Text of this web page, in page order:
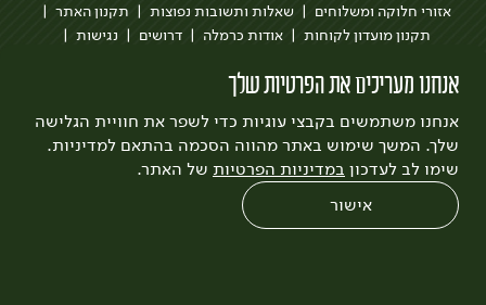
אנחנו מעריכים את הפרטיות שלך
אנחנו משתמשים בקבצי עוגיות כדי לשפר את חוויית הגלישה
שלך. המשך שימוש באתר מהווה הסכמה בהתאם למדיניות.
שימו לב לעדכון במדיניות הפרטיות של האתר.
אישור
אזורי חלוקה ומשלוחים שאלות ותשובות נפוצות
תקנון האתר
תקנון מועדון לקוחות
אודות כרמלה דרושים
נגישות
לצפייה בעדכון מדיניות פרטיות
עיצוב:3bears פיתוח:Quatro